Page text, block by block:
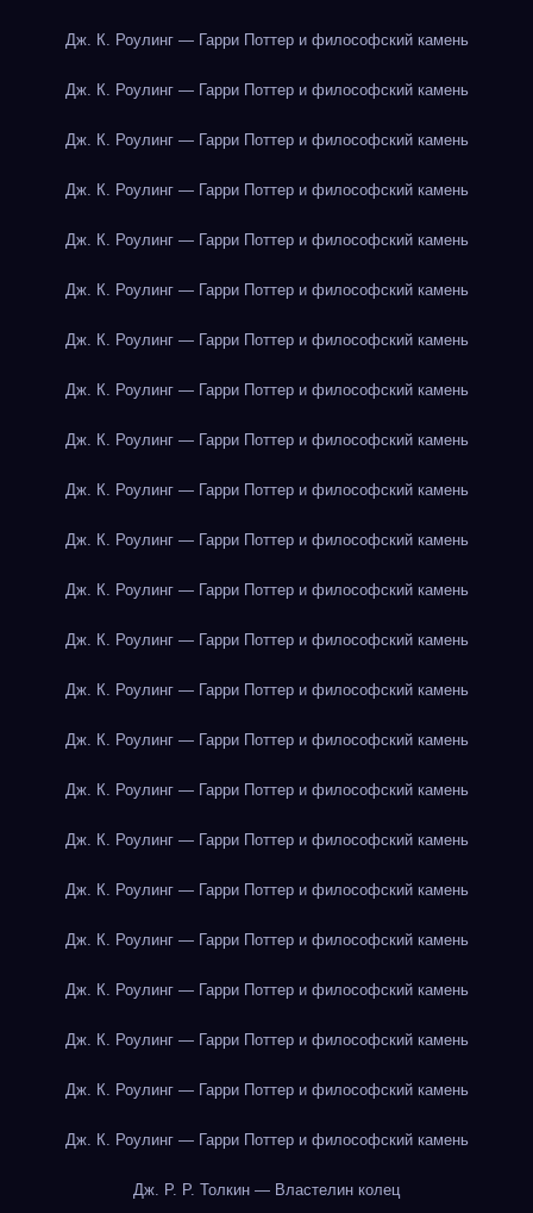
Дж. К. Роулинг — Гарри Поттер и философский камень
Дж. К. Роулинг — Гарри Поттер и философский камень
Дж. К. Роулинг — Гарри Поттер и философский камень
Дж. К. Роулинг — Гарри Поттер и философский камень
Дж. К. Роулинг — Гарри Поттер и философский камень
Дж. К. Роулинг — Гарри Поттер и философский камень
Дж. К. Роулинг — Гарри Поттер и философский камень
Дж. К. Роулинг — Гарри Поттер и философский камень
Дж. К. Роулинг — Гарри Поттер и философский камень
Дж. К. Роулинг — Гарри Поттер и философский камень
Дж. К. Роулинг — Гарри Поттер и философский камень
Дж. К. Роулинг — Гарри Поттер и философский камень
Дж. К. Роулинг — Гарри Поттер и философский камень
Дж. К. Роулинг — Гарри Поттер и философский камень
Дж. К. Роулинг — Гарри Поттер и философский камень
Дж. К. Роулинг — Гарри Поттер и философский камень
Дж. К. Роулинг — Гарри Поттер и философский камень
Дж. К. Роулинг — Гарри Поттер и философский камень
Дж. К. Роулинг — Гарри Поттер и философский камень
Дж. К. Роулинг — Гарри Поттер и философский камень
Дж. К. Роулинг — Гарри Поттер и философский камень
Дж. К. Роулинг — Гарри Поттер и философский камень
Дж. К. Роулинг — Гарри Поттер и философский камень
Дж. Р. Р. Толкин — Властелин колец